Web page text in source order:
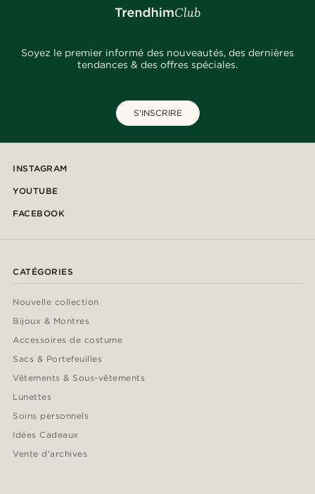
Soyez le premier informé des nouveautés, des dernières
tendances & des offres spéciales.
S'INSCRIRE
INSTAGRAM
YOUTUBE
FACEBOOK
CATÉGORIES
Nouvelle collection
Bijoux & Montres
Accessoires de costume
Sacs & Portefeuilles
Vêtements & Sous-vêtements
Lunettes
Soins personnels
Idées Cadeaux
Vente d'archives